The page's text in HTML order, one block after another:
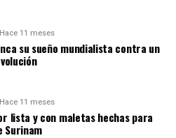
Hace 11 meses
su sueño mundialista contra un
Hace 11 meses
lista y con maletas hechas para
Surinam